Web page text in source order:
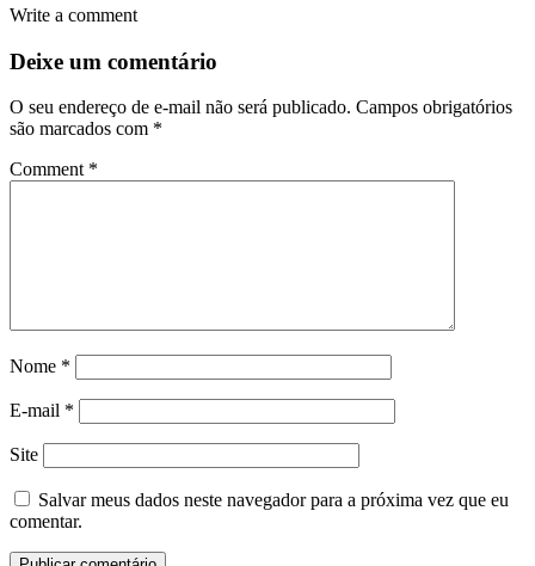
Write a comment
Deixe um comentário
O seu endereço de e-mail não será publicado. Campos obrigatórios
são marcados com *
Comment *
Nome *
E-mail *
Site
Salvar meus dados neste navegador para a próxima vez que eu
comentar.